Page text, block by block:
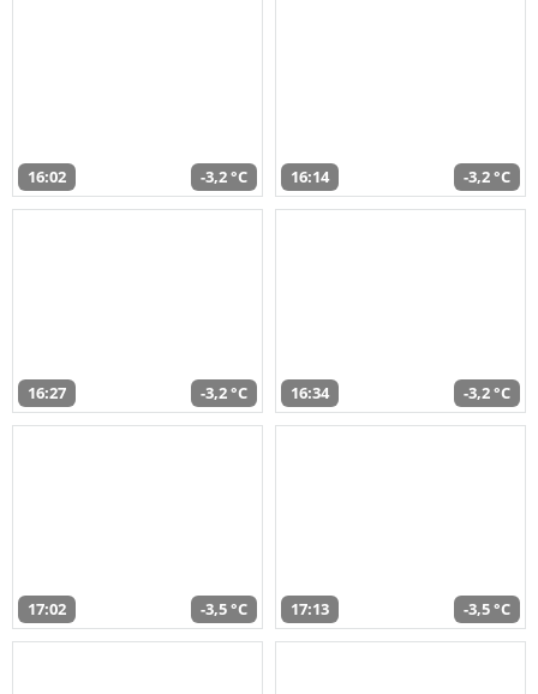
16:02 -3,2 °C 16:14 -3,2 °C
16:27 -3,2 °C 16:34 -3,2 °C
17:02 -3,5 °C 17:13 -3,5 °C